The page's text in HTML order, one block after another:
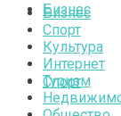
Бизнес
Спорт
Бизнес
Спорт
Культура
Интернет
Туризм